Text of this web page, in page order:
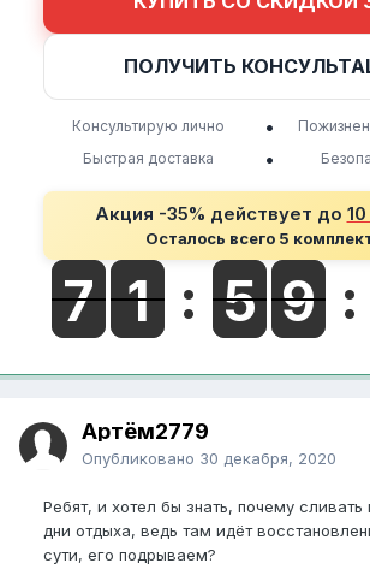
ПОЛУЧИТЬ
Консультирую лично •
Быстрая доставка
•
Акция -35% действует до
Осталось всего 5
Артём2779
Опубликовано 30 декабря, 2020
Ребят, и хотел бы знать, почему
дни отдыха, ведь там идёт
сути, его подрываем?